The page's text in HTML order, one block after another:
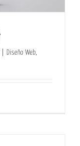
Diseño Web,